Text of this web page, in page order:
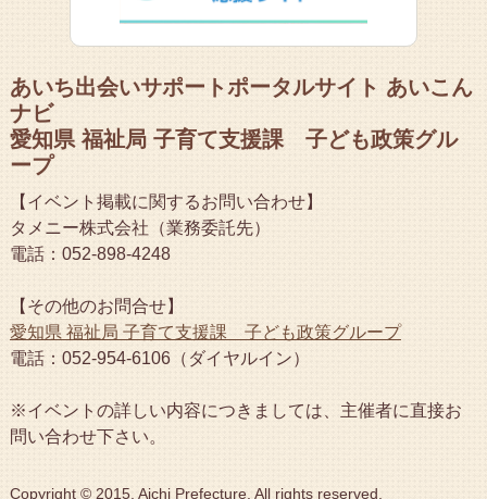
あいち出会いサポートポータルサイト あいこん
ナビ
愛知県 福祉局 子育て支援課 子ども政策グル
ープ
【イベント掲載に関するお問い合わせ】
タメニー株式会社（業務委託先）
電話：052-898-4248
【その他のお問合せ】
愛知県 福祉局 子育て支援課 子ども政策グループ
電話：052-954-6106（ダイヤルイン）
※イベントの詳しい内容につきましては、主催者に直接お
問い合わせ下さい。
Copyright © 2015, Aichi Prefecture. All rights reserved.